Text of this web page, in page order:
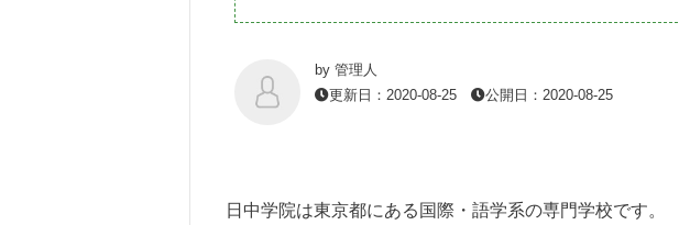
by 管理人
更新日：2020-08-25
公開日：2020-08-25
日中学院は東京都にある国際・語学系の専門学校です。